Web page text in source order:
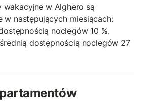
w Alghero są
w następujących miesiącach:
noclegów 10 %.
dostępnością noclegów 27